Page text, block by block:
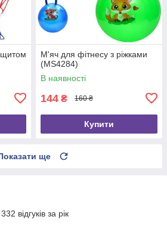
щитом
М'яч для фітнесу з ріжками
(MS4284)
В наявності
144 ₴ 160 ₴
Купити
ще
відгуків за рік